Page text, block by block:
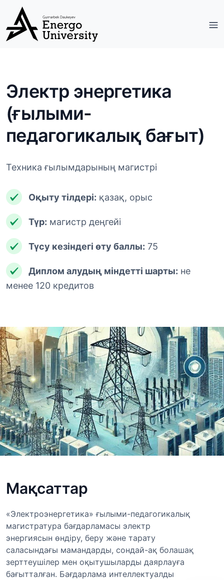
Электр энергетика
(ғылыми-
педагогикалық бағыт)
Техника ғылымдарының магистрі
Оқыту тілдері: қазақ, орыс
Түр: магистр деңгейі
Түсу кезіндегі өту баллы: 75
Диплом алудың міндетті шарты: не
менее 120 кредитов
Мақсаттар
«Электроэнергетика» ғылыми-педагогикалық
магистратура бағдарламасы электр
энергиясын өндіру, беру және тарату
саласындағы мамандарды, сондай-ақ болашақ
зерттеушілер мен оқытушыларды даярлауға
бағытталған. Бағдарлама интеллектуалды